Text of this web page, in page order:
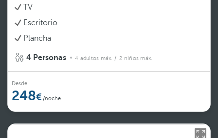
TV
Escritorio
Plancha
4 Personas 4 adultos máx. / 2 niños máx.
Desde
248 /noche